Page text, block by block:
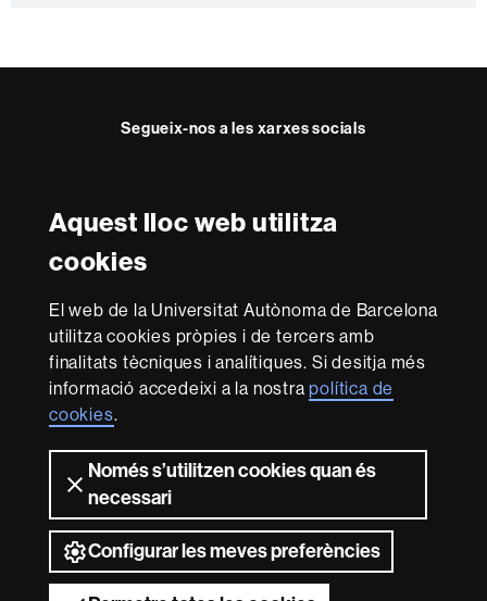
Aquest lloc web utilitza
cookies
El web de la Universitat Autònoma de Barcelona
utilitza cookies pròpies i de tercers amb
finalitats tècniques i analítiques. Si desitja més
informació accedeixi a la nostrapolítica de
cookies.
Només s’utilitzen cookies quan és
necessari
Configurar les meves preferències
Segueix-nos a les xarxes socials
FFLFFLFFLFFL
Reconeixement internacional de l'excel·lència
in
Research
-
Euraxess
Amb el finançament de
Sobre
aquest
web
Avís legal
web Accessibilitat web Mapa del web UAB
2026 Universitat Autònoma de Barcelona